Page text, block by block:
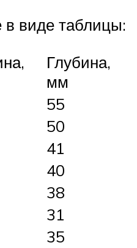
виде таблицы:
Глубина,
мм
55
50
41
40
38
31
35